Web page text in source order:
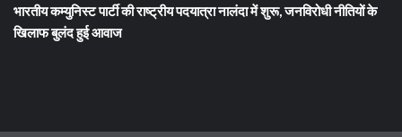
भारतीय कम्युनिस्ट पार्टी की राष्ट्रीय पदयात्रा नालंदा में शुरू, जनविरोधी नीतियों के
खिलाफ बुलंद हुई आवाज